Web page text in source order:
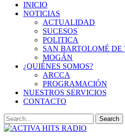
INICIO
NOTICIAS
ACTUALIDAD
SUCESOS
POLITICA
SAN BARTOLOMÉ DE
MOGÁN
¿QUIÉNES SOMOS?
ARCCA
PROGRAMACIÓN
NUESTROS SERVICIOS
CONTACTO